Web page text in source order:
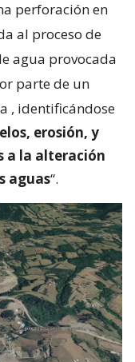
perforación en
al proceso de
agua provocada
parte de un
, identificándose
erosión, y
a la alteración
aguas“.